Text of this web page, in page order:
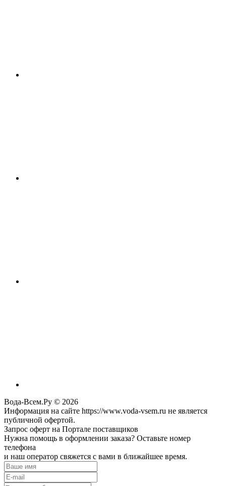
Вода-Всем.Ру © 2026
Информация на сайте https://www.voda-vsem.ru не является
публичной офертой.
Запрос оферт на Портале поставщиков
Нужна помощь в оформлении заказа? Оставьте номер
телефона
и наш оператор свяжется с вами в ближайшее время.